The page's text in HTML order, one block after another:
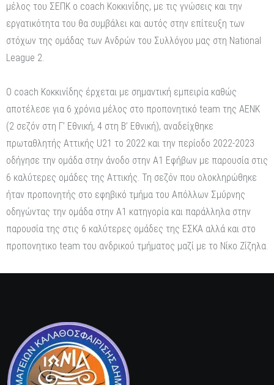
μέλος του ΣΕΠΚ ο coach Κοκκινίδης, με τις γνώσεις και την
εργατικότητα του θα συμβάλει και αυτός στην επίτευξη των
στόχων της ομάδας των Ανδρών του Συλλόγου μας στη National
League 2.
Ο coach Κοκκινίδης έρχεται με σημαντική εμπειρία καθώς
αποτέλεσε για ️6 χρόνια μέλος στο προπονητικό team της ΑΕΝΚ
(2 σεζόν στη Γ’ Εθνική, 4 στη Β’ Εθνική), αναδείχθηκε
πρωταθλητής Αττικής U21 το 2022 και ️την περίοδο 2022-2023
οδήγησε την ομάδα στην άνοδο στην Α1 Εφήβων με παρουσία στις
6 καλύτερες ομάδες της Αττικής. Τη σεζόν που ολοκληρώθηκε
ήταν προπονητής στο εφηβικό τμήμα του Απόλλων Σμύρνης
οδηγώντας την ομάδα στην Α1 κατηγορία και παράλληλα στην
παρουσία της στις 6 καλύτερες ομάδες της ΕΣΚΑ αλλά και στο
προπονητικο team του ανδρικού τμήματος μαζί με το Νίκο Ζίζηλα.